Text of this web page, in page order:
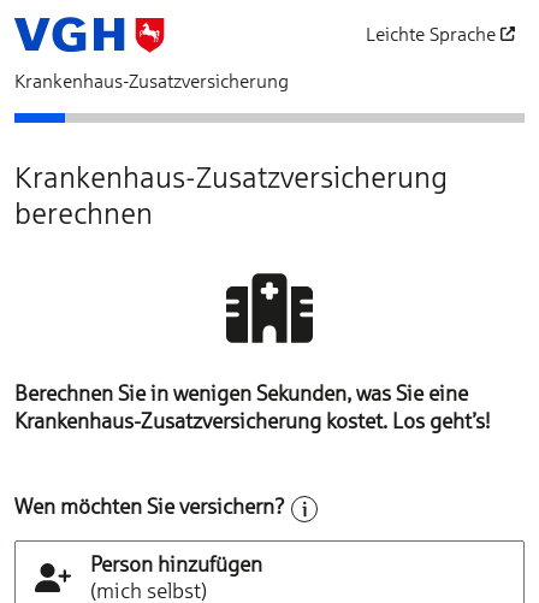
Leichte Sprache
Krankenhaus-Zusatzversicherung
Bedarfsermittlung
Schutz auswählen
Unser Vorschlag für Ihre Krankenversicherung
Beratungsverzicht
Antragsfragen
Personendaten
ZahlungsdatenBeantragen
Krankenhaus-Zusatzversicherung
berechnen
Berechnen Sie in wenigen Sekunden, was Sie eine
Krankenhaus-Zusatzversicherung kostet. Los geht’s!
Wen möchten Sie versichern?
Person hinzufügen
(mich selbst)